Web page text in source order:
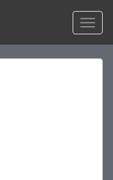
Toggle